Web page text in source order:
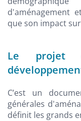
d'aménagement
que son impact
Le projet
C’est un
générales
définit les grands